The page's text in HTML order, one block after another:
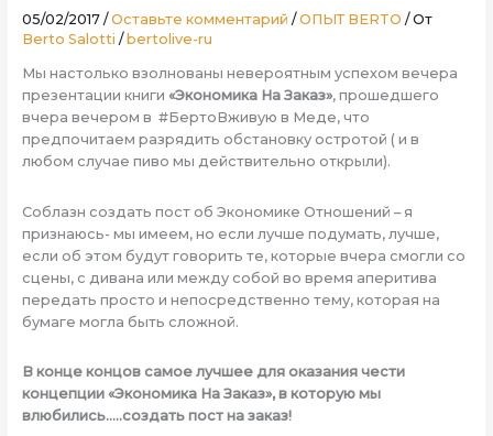
05/02/2017 /Оставьте комментарий /ОПЫТ BERTO / От
Berto Salotti /bertolive-ru
Мы настолько взолнованы невероятным успехом вечера
презентации книги «Экономика На Заказ», прошедшего
вчера вечером в #БертоВживую в Меде, что
предпочитаем разрядить обстановку остротой ( и в
любом случае пиво мы действительно открыли).
Соблазн создать пост об Экономике Отношений – я
признаюсь- мы имеем, но если лучше подумать, лучше,
если об этом будут говорить те, которые вчера смогли со
сцены, с дивана или между собой во время аперитива
передать просто и непосредственно тему, которая на
бумаге могла быть сложной.
В конце концов самое лучшее для оказания чести
концепции «Экономика На Заказ», в которую мы
влюбились…..создать пост на заказ!